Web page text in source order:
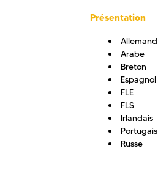
Présentation
Allemand
Arabe
Breton
Espagnol
FLE
FLS
Irlandais
Portugais
Russe